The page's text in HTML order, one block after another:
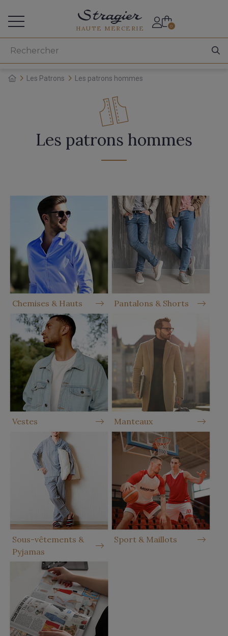
HAUTE MERCERIE 0
Les Patrons Les patrons hommes
Les patrons hommes
Chemises & Hauts Pantalons & Shorts
Vestes Manteaux
Sous-vêtements &
Pyjamas
Sport & Maillots